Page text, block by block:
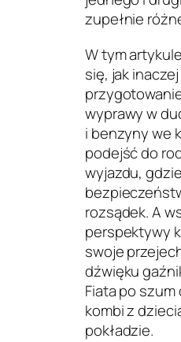
zupełnie
W tym
się, jak
wyprawy w
i benzyny we
podejść do
wyjazdu,
rozsądek. A
perspektywy
swoje
dźwięku
Fiata po szum
kombi z
pokładzie.